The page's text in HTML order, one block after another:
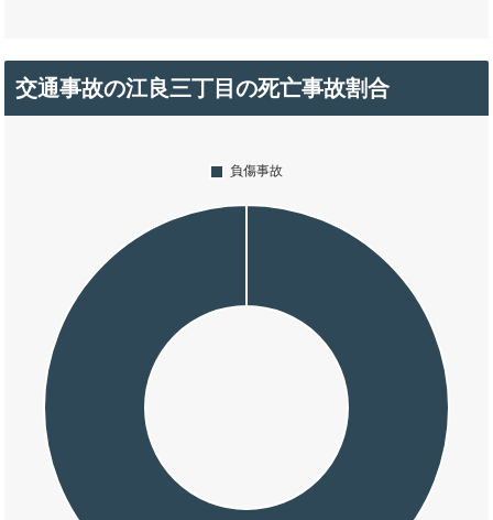
交通事故の江良三丁目の死亡事故割合